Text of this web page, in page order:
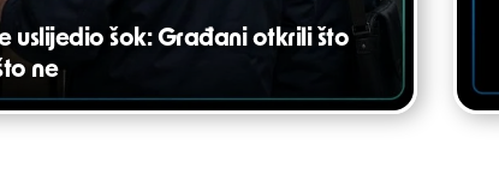
uslijedio šok: Građani otkrili što
ne